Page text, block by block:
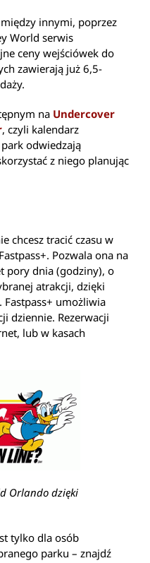
innymi, poprzez
World serwis
ceny wejściówek do
zawierają już 6,5-
na Undercover
, czyli kalendarz
odwiedzają
z niego planując
chcesz tracić czasu w
Pozwala ona na
pory dnia (godziny), o
atrakcji, dzięki
umożliwia
dziennie. Rezerwacji
lub w kasach
Orlando dzięki
tylko dla osób
parku – znajdź